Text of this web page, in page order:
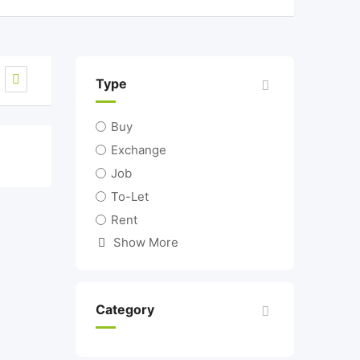
Type
Buy
Exchange
Job
To-Let
Rent
Show More
Category